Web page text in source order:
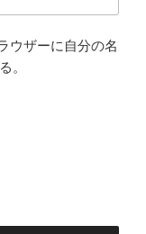
ウザーに自分の名
。